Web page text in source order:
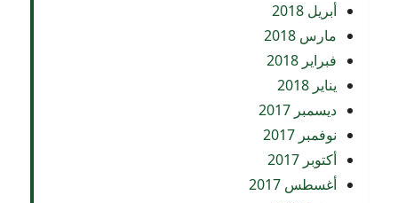
أبريل 2018
مارس 2018
فبراير 2018
يناير 2018
ديسمبر 2017
نوفمبر 2017
أكتوبر 2017
أغسطس 2017